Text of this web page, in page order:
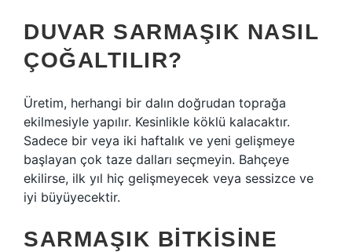
DUVAR SARMAŞIK NASIL
ÇOĞALTILIR?
Üretim, herhangi bir dalın doğrudan toprağa
ekilmesiyle yapılır. Kesinlikle köklü kalacaktır.
Sadece bir veya iki haftalık ve yeni gelişmeye
başlayan çok taze dalları seçmeyin. Bahçeye
ekilirse, ilk yıl hiç gelişmeyecek veya sessizce ve
iyi büyüyecektir.
SARMAŞIK BITKISINE